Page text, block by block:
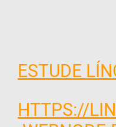
ESTUDE
HTTPS://